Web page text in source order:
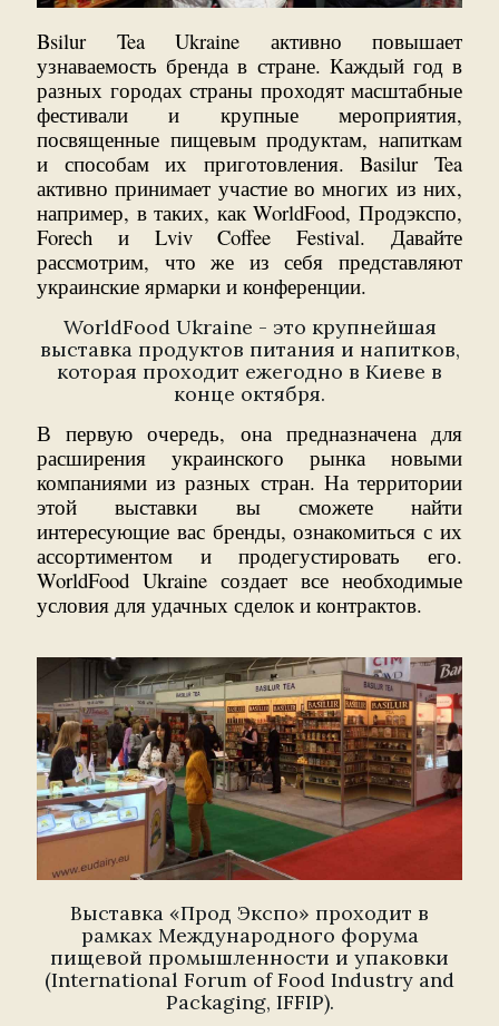
Bsilur Tea Ukraine активно повышает
узнаваемость бренда в стране. Каждый год в
разных городах страны проходят масштабные
фестивали и крупные мероприятия,
посвященные пищевым продуктам, напиткам
и способам их приготовления. Basilur Tea
активно принимает участие во многих из них,
например, в таких, как WorldFood, Продэкспо,
Forech и Lviv Coffee Festival. Давайте
рассмотрим, что же из себя представляют
украинские ярмарки и конференции.
WorldFood Ukraine - это крупнейшая
выставка продуктов питания и напитков,
которая проходит ежегодно в Киеве в
конце октября.
В первую очередь, она предназначена для
расширения украинского рынка новыми
компаниями из разных стран. На территории
этой выставки вы сможете найти
интересующие вас бренды, ознакомиться с их
ассортиментом и продегустировать его.
WorldFood Ukraine создает все необходимые
условия для удачных сделок и контрактов.
Выставка «Прод Экспо» проходит в
рамках Международного форума
пищевой промышленности и упаковки
(International Forum of Food Industry and
Packaging, IFFIP).